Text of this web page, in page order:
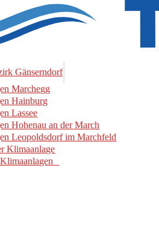
Gänserndorf
Marchegg
Hainburg
Lassee
Hohenau an der March
Leopoldsdorf im Marchfeld
Klimaanlage